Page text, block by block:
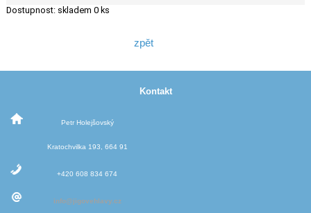
Dostupnost: skladem 0 ks
zpět
Kontakt
Petr Holejšovský
Kratochvilka 193, 664 91
+420 608 834 674
info@jigovehlavy.cz